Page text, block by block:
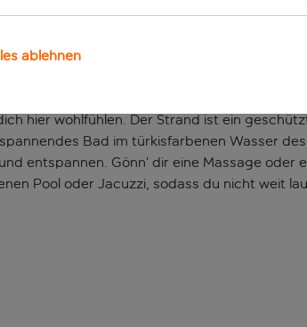
in Kalamaki
Geheimtipp. In der entspannten
hier wohlfühlen. Der Strand ist ein
Bad im türkisfarbenen Wasser
entspannen. Gönn’ dir eine Massage oder
Pool oder Jacuzzi, sodass du nicht weit
ablehnen